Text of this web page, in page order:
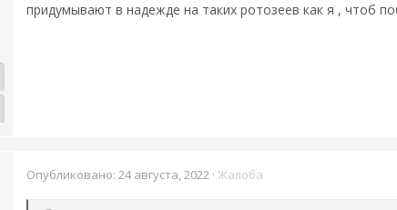
придумывают в надежде на таких ротозеев как я , чтоб
Опубликовано: 24 августа, 2022 · Жалоба